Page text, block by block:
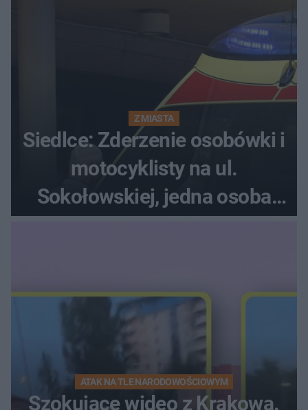
Z MIASTA
Siedlce: Zderzenie osobówki i
motocyklisty na ul.
Sokołowskiej, jedna osoba
ATAK NA TLE NARODOWOŚCIOWYM
Szokujące wideo z Krakowa.